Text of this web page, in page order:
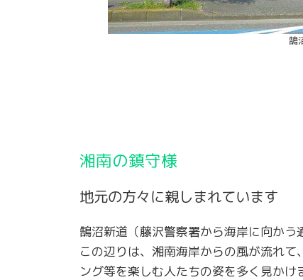
鵠
湘南の鎮守様
地元の方々に親しまれています
鵠沼新道（藤沢警察署から海岸に向かう
この辺りは、湘南海岸からの風が流れ
ング等を楽しむ人たちの姿を多く見かけ